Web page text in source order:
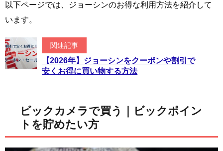
以下ページでは、ジョーシンのお得な利用方法を紹介して
います。
関連記事
【2026年】ジョーシンをクーポンや割引で
安くお得に買い物する方法
ビックカメラで買う｜ビックポイン
トを貯めたい方